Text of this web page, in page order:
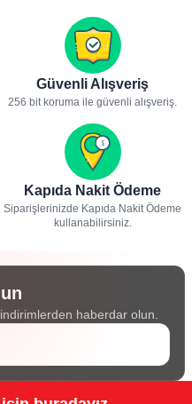
Güvenli Alışveriş
256 bit koruma ile güvenli alışveriş.
Kapıda Nakit Ödeme
Siparişlerinizde Kapıda Nakit Ödeme
kullanabilirsiniz.
haberdar olun.